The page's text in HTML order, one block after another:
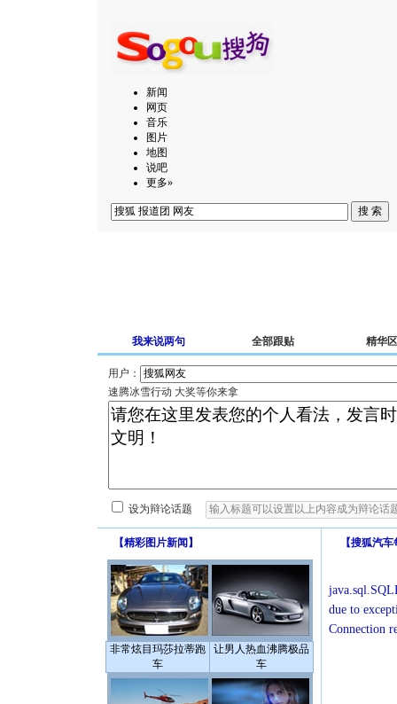
新闻
网页
音乐
图片
地图
说吧
更多»
我来说两句 全部跟贴 精华区
用户：
速腾冰雪行动 大奖等你来拿
设为辩论话题
【精彩图片新闻 】
非常炫目玛莎拉蒂跑
车
让男人热血沸腾极品
车
【搜狐汽车
due to
Connection